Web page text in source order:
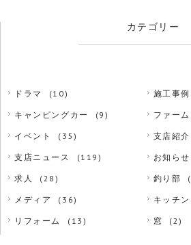
カテゴリー
ドラマ (10) 施工事例
キャンピングカー (9) ファーム
イベント (35) 支店紹介
支店ニュース (119) お知らせ
求人 (28) 釣り部
メディア (36) キッチン
リフォーム (13) 窓 (2)